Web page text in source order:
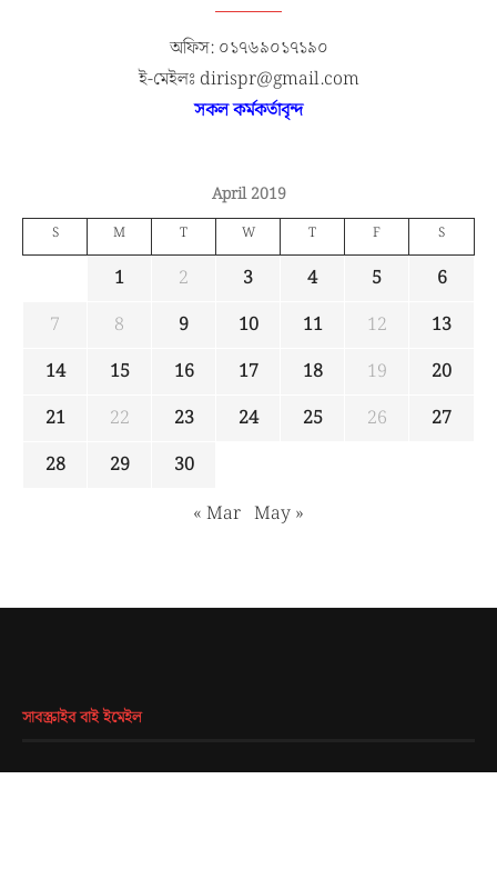
অফিস: ০১৭৬৯০১৭১৯০
ই-মেইলঃ dirispr@gmail.com
সকল কর্মকর্তাবৃন্দ
April 2019
S M T W T F S
1 2 3 4 5
6
7
8 9 10 11 12
13
14
15 16 17 18 19
20
21
22 23 24 25 26
27
28
29
30
« Mar May »
সাবস্ক্রাইব বাই ইমেইল